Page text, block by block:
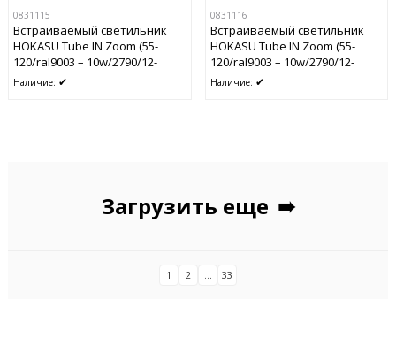
0831115
Встраиваемый светильник
HOKASU Tube IN Zoom (55-
120/ral9003 – 10w/2790/12-
50deg)
Наличие: ✔
0831116
Встраиваемый светильник
HOKASU Tube IN Zoom (55-
120/ral9003 – 10w/2790/12-
50deg)
Наличие: ✔
Загрузить еще ➠
1 2 ... 33